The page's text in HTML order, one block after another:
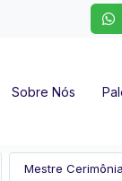
Sobre Nós